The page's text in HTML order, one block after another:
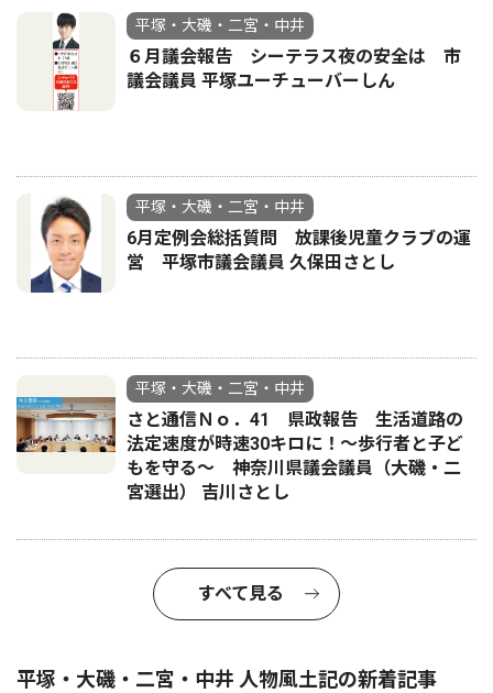
平塚・大磯・二宮・中井
６月議会報告 シーテラス夜の安全は 市
議会議員 平塚ユーチューバーしん
平塚・大磯・二宮・中井
6月定例会総括質問 放課後児童クラブの運
営 平塚市議会議員 久保田さとし
平塚・大磯・二宮・中井
さと通信Ｎｏ．41 県政報告 生活道路の
法定速度が時速30キロに！〜歩行者と子ど
もを守る〜 神奈川県議会議員（大磯・二
宮選出） 吉川さとし
すべて見る
平塚・大磯・二宮・中井 人物風土記の新着記事